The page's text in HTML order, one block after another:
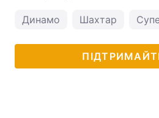
Динамо Шахтар